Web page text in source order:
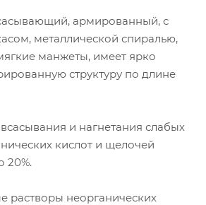
армированный, с
металлической спиралью,
манжеты, имеет ярко
структуру по длине
и нагнетания слабых
кислот и щелочей
20%.
растворы неорганических